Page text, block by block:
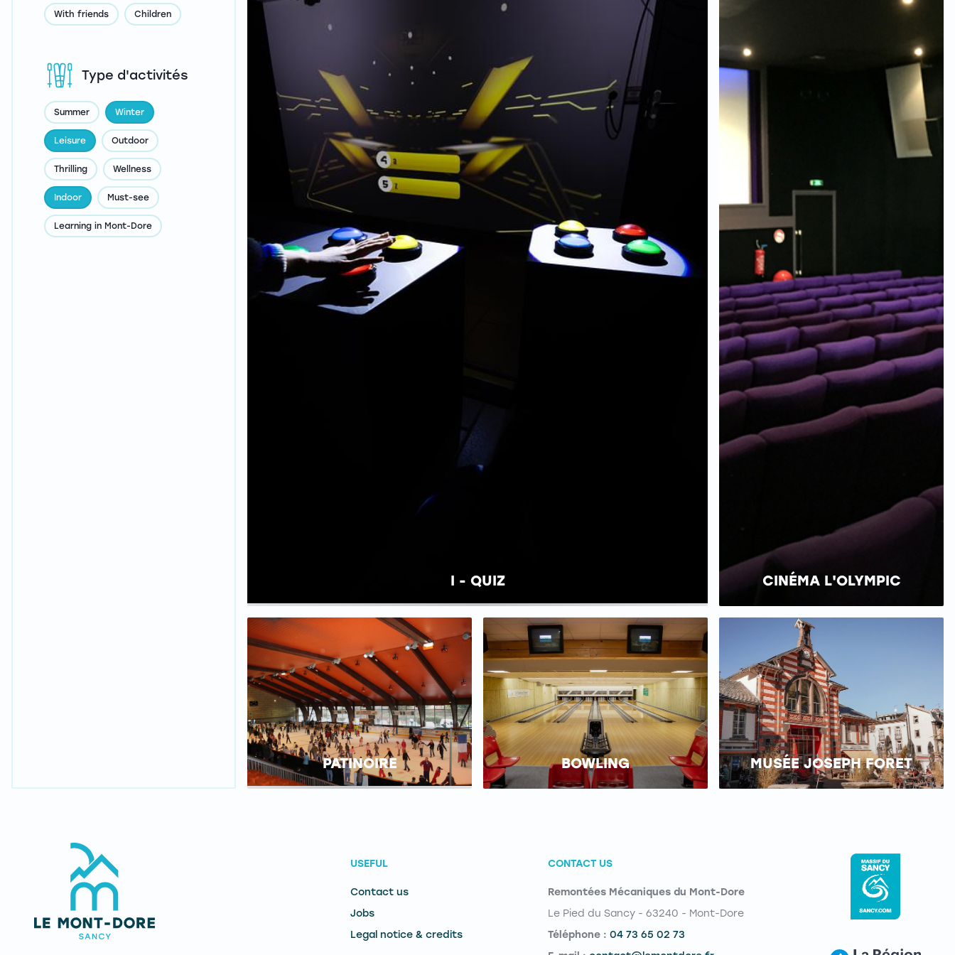
Type d'activités
Summer Winter
Leisure Outdoor
Thrilling Wellness
Indoor Must-see
Learning in Mont-Dore
With friends Children
I - QUIZ CINÉMA L'OLYMPIC
PATINOIRE BOWLING MUSÉE JOSEPH FORET
USEFUL
Contact us
Jobs
Legal notice & credits
CONTACT US
Remontées Mécaniques du Mont-Dore
Le Pied du Sancy - 63240 - Mont-Dore
Téléphone : 04 73 65 02 73